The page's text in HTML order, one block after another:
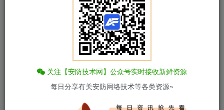
关注【安防技术网】公众号实时接收新鲜资源
每日分享有关安防网络技术等各类资源~